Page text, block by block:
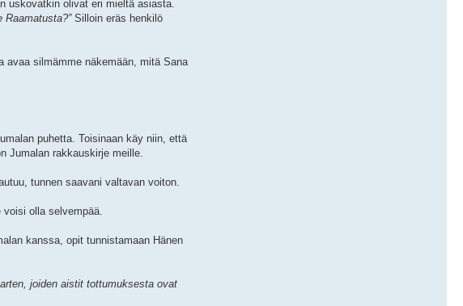
uskovatkin olivat eri mieltä asiasta.
Silloin eräs henkilö
avaa silmämme näkemään, mitä Sana
puhetta. Toisinaan käy niin, että
Jumalan rakkauskirje meille.
tunnen saavani valtavan voiton.
olla selvempää.
kanssa, opit tunnistamaan Hänen
joiden aistit tottumuksesta ovat